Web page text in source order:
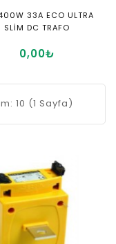
33A ECO ULTRA
SLİM DC TRAFO
0,00₺
10 (1 Sayfa)